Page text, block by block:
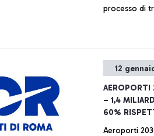
processo di
12
AEROPORTI
– 1,4
60%
Aeroporti